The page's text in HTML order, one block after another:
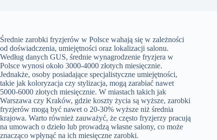
Średnie zarobki fryzjerów w Polsce wahają się w zależności
od doświadczenia, umiejętności oraz lokalizacji salonu.
Według danych GUS, średnie wynagrodzenie fryzjera w
Polsce wynosi około 3000-4000 złotych miesięcznie.
Jednakże, osoby posiadające specjalistyczne umiejętności,
takie jak koloryzacja czy stylizacja, mogą zarabiać nawet
5000-6000 złotych miesięcznie. W miastach takich jak
Warszawa czy Kraków, gdzie koszty życia są wyższe, zarobki
fryzjerów mogą być nawet o 20-30% wyższe niż średnia
krajowa. Warto również zauważyć, że często fryzjerzy pracują
na umowach o dzieło lub prowadzą własne salony, co może
znacząco wpłynąć na ich miesięczne zarobki.